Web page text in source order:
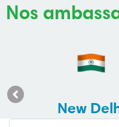
Nos
New